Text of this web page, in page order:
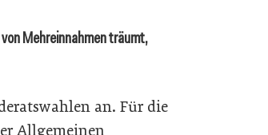
Mehreinnahmen träumt,
an. Für die
Allgemeinen